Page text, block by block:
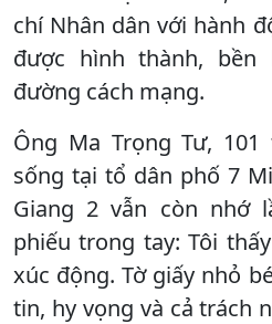
chí Nhân dân với hành
được hình thành,
đường cách mạng.
Ông Ma Trọng Tư,
sống tại tổ dân phố 7
Giang 2 vẫn còn nhớ
phiếu trong tay: Tôi
xúc động. Tờ giấy nhỏ
tin, hy vọng và cả trách